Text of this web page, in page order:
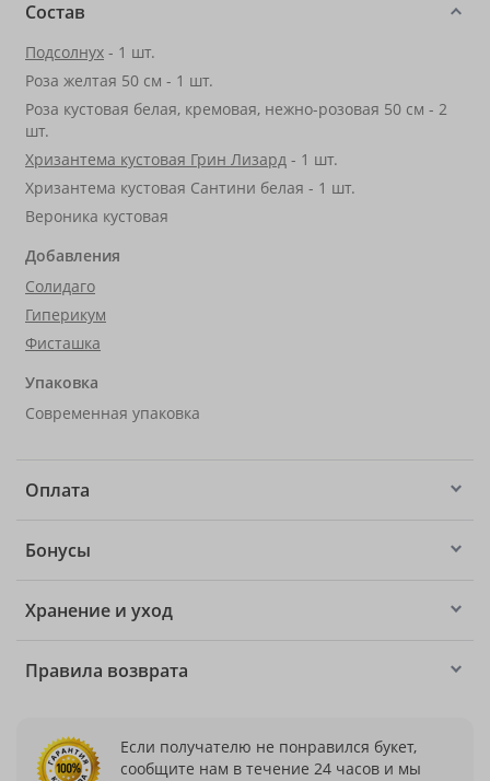
Состав
Подсолнух - 1 шт.
Роза желтая 50 см - 1 шт.
Роза кустовая белая, кремовая, нежно-розовая 50 см - 2
шт.
Хризантема кустовая Грин Лизард - 1 шт.
Хризантема кустовая Сантини белая - 1 шт.
Вероника кустовая
Добавления
Солидаго
Гиперикум
Фисташка
Упаковка
Современная упаковка
Оплата
Бонусы
Хранение и уход
Правила возврата
Если получателю не понравился букет,
сообщите нам в течение 24 часов и мы